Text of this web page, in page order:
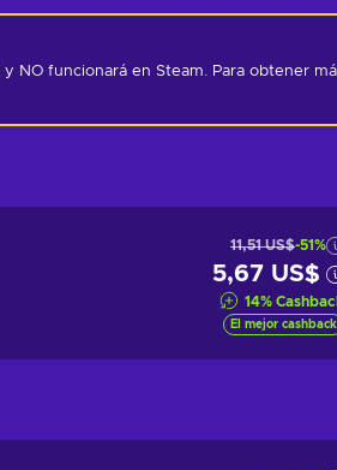
NO funcionará en Steam. Para obtener
11,51 US$-51%
5,67 US$
14%
El mejor cashback